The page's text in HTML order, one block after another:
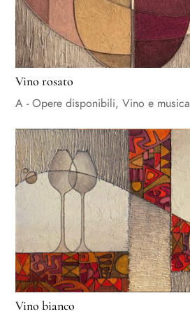
Vino rosato
A - Opere disponibili,Vino e musica
Vino bianco